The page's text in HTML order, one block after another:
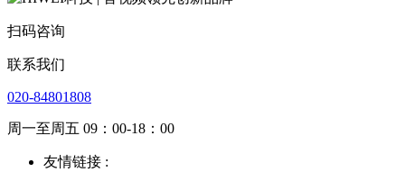
扫码咨询
联系我们
020-84801808
周一至周五 09：00-18：00
友情链接 :